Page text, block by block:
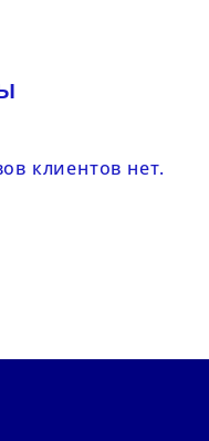
клиентов нет.